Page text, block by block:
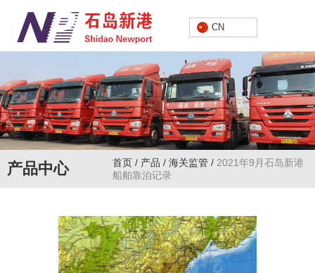
中文
CN
产品中心 首页 / 产品 / 海关监管 / 2021年9月石岛新港
船舶靠泊记录